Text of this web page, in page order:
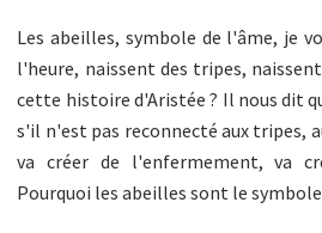
Les abeilles, symbole de l'âme, je
l'heure, naissent des tripes,
cette histoire d'Aristée ? Il nous dit
s'il n'est pas reconnecté aux tripes,
va créer de l'enfermement, va
Pourquoi les abeilles sont le